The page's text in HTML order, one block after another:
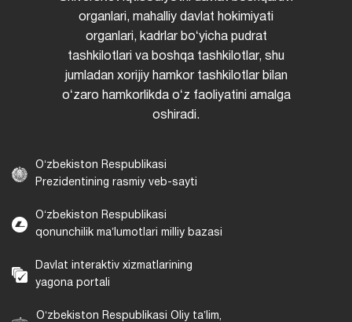
organlari, mahalliy davlat hokimiyati
organlari, kadrlar boʻyicha pudrat
tashkilotlari va boshqa tashkilotlar, shu
jumladan xorijiy hamkor tashkilotlar bilan
oʻzaro hamkorlikda oʻz faoliyatini amalga
oshiradi.
Oʻzbekiston Respublikasi
Prezidentining rasmiy veb-sayti
Oʻzbekiston Respublikasi
qonunchilik maʼlumotlari milliy bazasi
Davlat interaktiv xizmatlarining
yagona portali
Oʻzbekiston Respublikasi Oliy taʼlim,